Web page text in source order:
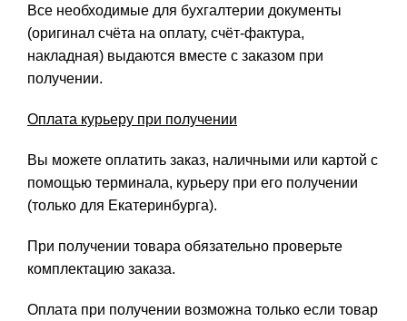
Все необходимые для бухгалтерии документы
(оригинал счёта на оплату, счёт-фактура,
накладная) выдаются вместе с заказом при
получении.
Оплата курьеру при получении
Вы можете оплатить заказ, наличными или картой с
помощью терминала, курьеру при его получении
(только для Екатеринбурга).
При получении товара обязательно проверьте
комплектацию заказа.
Оплата при получении возможна только если товар